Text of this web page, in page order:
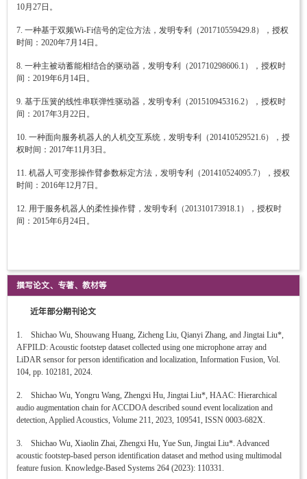
10月27日。
7. 一种基于双频Wi-Fi信号的定位方法，发明专利（201710559429.8），授权
时间：2020年7月14日。
8. 一种主被动蓄能相结合的驱动器，发明专利（201710298606.1），授权时
间：2019年6月14日。
9. 基于压簧的线性串联弹性驱动器，发明专利（201510945316.2），授权时
间：2017年3月22日。
10. 一种面向服务机器人的人机交互系统，发明专利（201410529521.6），授
权时间：2017年11月3日。
11. 机器人可变形操作臂参数标定方法，发明专利（201410524095.7），授权
时间：2016年12月7日。
12. 用于服务机器人的柔性操作臂，发明专利（201310173918.1），授权时
间：2015年6月24日。
撰写论文、专著、教材等
近年部分期刊论文
1. Shichao Wu, Shouwang Huang, Zicheng Liu, Qianyi Zhang, and Jingtai Liu*,
AFPILD: Acoustic footstep dataset collected using one microphone array and
LiDAR sensor for person identification and localization, Information Fusion, Vol.
104, pp. 102181, 2024.
2. Shichao Wu, Yongru Wang, Zhengxi Hu, Jingtai Liu*, HAAC: Hierarchical
audio augmentation chain for ACCDOA described sound event localization and
detection, Applied Acoustics, Volume 211, 2023, 109541, ISSN 0003-682X.
3. Shichao Wu, Xiaolin Zhai, Zhengxi Hu, Yue Sun, Jingtai Liu*. Advanced
acoustic footstep-based person identification dataset and method using multimodal
feature fusion. Knowledge-Based Systems 264 (2023): 110331.